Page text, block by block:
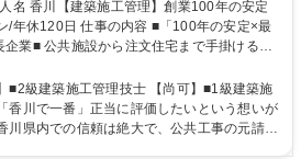
■「100年の安定×最
業■ 公共施設から注文住宅まで手掛ける、
建築工事における現場施工管理および補佐業
しており、現場への直行直帰も可能です。
当する現場も多いため、経験が浅い方は先
■2級建築施工管理技士 【尚可】■1級建築施
香川で一番」正当に評価したいという想いが